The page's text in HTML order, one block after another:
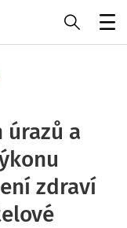
úrazů a
zdraví